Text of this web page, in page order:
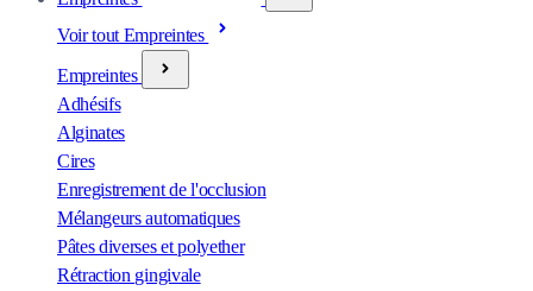
Voir tout Empreintes
Empreintes
Adhésifs
Alginates
Cires
Enregistrement de l'occlusion
Mélangeurs automatiques
Pâtes diverses et polyether
Rétraction gingivale